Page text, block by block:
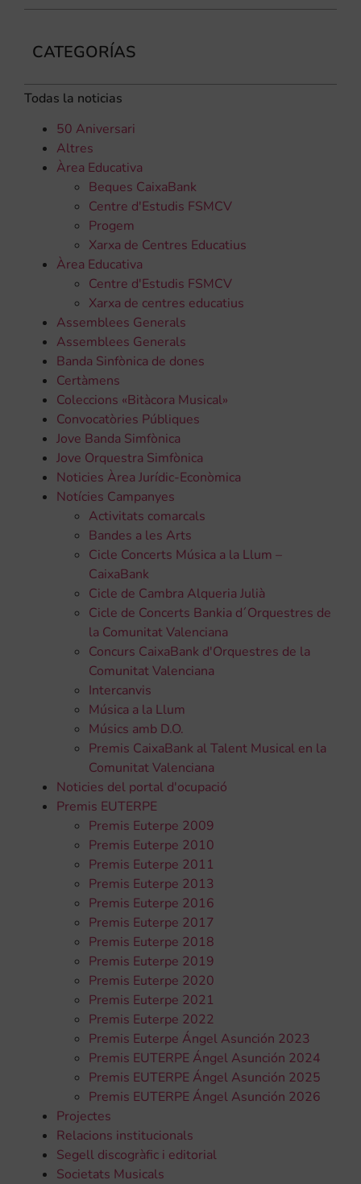
CATEGORÍAS
Todas la noticias
50 Aniversari
Altres
Àrea Educativa
Beques CaixaBank
Centre d'Estudis FSMCV
Progem
Xarxa de Centres Educatius
Àrea Educativa
Centre d'Estudis FSMCV
Xarxa de centres educatius
Assemblees Generals
Assemblees Generals
Banda Sinfònica de dones
Certàmens
Coleccions «Bitàcora Musical»
Convocatòries Públiques
Jove Banda Simfònica
Jove Orquestra Simfònica
Noticies Àrea Jurídic-Econòmica
Notícies Campanyes
Activitats comarcals
Bandes a les Arts
Cicle Concerts Música a la Llum –
CaixaBank
Cicle de Cambra Alqueria Julià
Cicle de Concerts Bankia d´Orquestres de
la Comunitat Valenciana
Concurs CaixaBank d'Orquestres de la
Comunitat Valenciana
Intercanvis
Música a la Llum
Músics amb D.O.
Premis CaixaBank al Talent Musical en la
Comunitat Valenciana
Noticies del portal d'ocupació
Premis EUTERPE
Premis Euterpe 2009
Premis Euterpe 2010
Premis Euterpe 2011
Premis Euterpe 2013
Premis Euterpe 2016
Premis Euterpe 2017
Premis Euterpe 2018
Premis Euterpe 2019
Premis Euterpe 2020
Premis Euterpe 2021
Premis Euterpe 2022
Premis Euterpe Ángel Asunción 2023
Premis EUTERPE Ángel Asunción 2024
Premis EUTERPE Ángel Asunción 2025
Premis EUTERPE Ángel Asunción 2026
Projectes
Relacions institucionals
Segell discogràfic i editorial
Societats Musicals